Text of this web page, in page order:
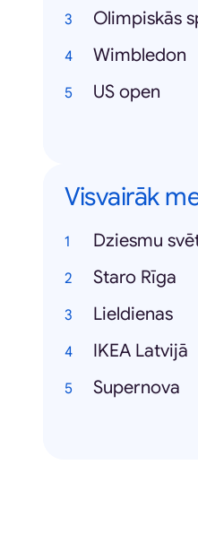
Olimpiskās
Wimbledon
US open
Visvairāk
Dziesmu
Staro Rīga
Lieldienas
IKEA Latvijā
Supernova